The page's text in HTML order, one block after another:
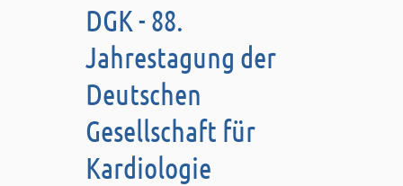
DGK - 88.
Jahrestagung der
Deutschen
Gesellschaft für
Kardiologie